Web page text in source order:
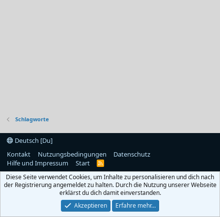
Schlagworte
Deutsch [Du]
Kontakt
Nutzungsbedingungen
Datenschutz
Hilfe und Impressum
Start
R
S
Diese Seite verwendet Cookies, um Inhalte zu personalisieren und dich nach
der Registrierung angemeldet zu halten. Durch die Nutzung unserer Webseite
erklärst du dich damit einverstanden.
Akzeptieren
Erfahre mehr…